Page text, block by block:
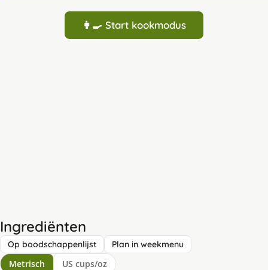
👩‍🍳 Start kookmodus
Ingrediënten
Op boodschappenlijst Plan in weekmenu
Metrisch US cups/oz